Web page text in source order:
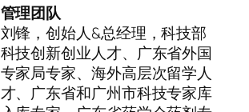
管理团队
刘锋，创始人&总经理，科技部
科技创新创业人才、广东省外国
专家局专家、海外高层次留学人
才、广东省和广州市科技专家库